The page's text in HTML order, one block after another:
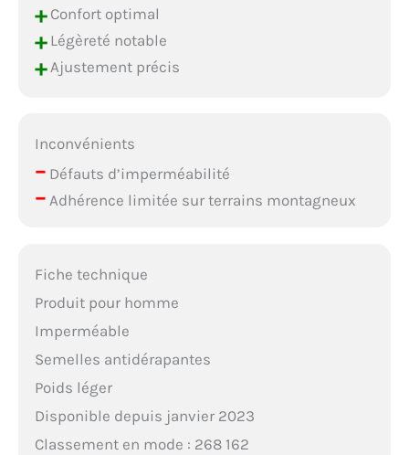
+Confort optimal
+Légèreté notable
+Ajustement précis
Inconvénients
–Défauts d’imperméabilité
–Adhérence limitée sur terrains montagneux
Fiche technique
Produit pour homme
Imperméable
Semelles antidérapantes
Poids léger
Disponible depuis janvier 2023
Classement en mode : 268 162